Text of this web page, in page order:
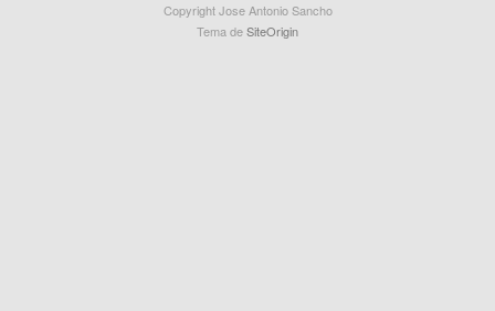
Copyright Jose Antonio Sancho
Tema deSiteOrigin